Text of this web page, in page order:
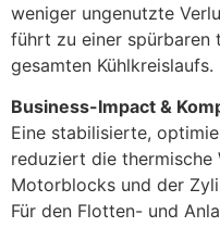
weniger ungenutzte
führt zu einer spürbaren
gesamten Kühlkreislaufs.
Business-Impact &
Eine stabilisierte,
reduziert die thermische
Motorblocks und der
Für den Flotten- und